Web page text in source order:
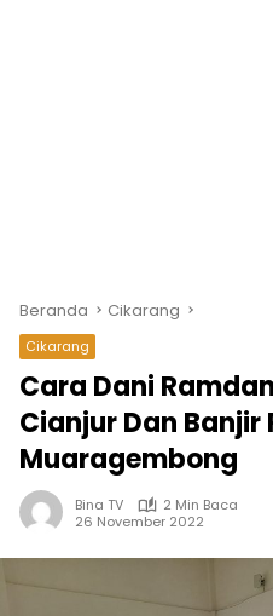
Beranda Cikarang
Cikarang
Cara Dani
Cianjur Dan Banjir
Muaragembong
Bina TV
2 Min Baca
26 November 2022